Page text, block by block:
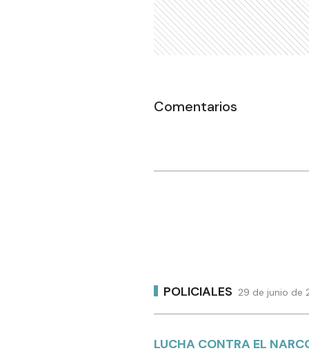
Comentarios
POLICIALES 29 de junio de
LUCHA CONTRA EL